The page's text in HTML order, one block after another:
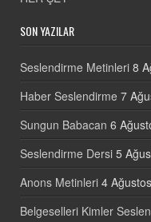
SON YAZILAR
Seslendirme Metinleri 8
Haber Seslendirme 7
Sungun Babacan 6
Seslendirme Dersi 5
Anons Metinleri 4
Belgeselleri Kimler